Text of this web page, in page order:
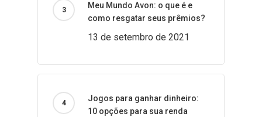
Meu Mundo Avon: o que é e
como resgatar seus prêmios?
13 de setembro de 2021
Jogos para ganhar dinheiro:
10 opções para sua renda